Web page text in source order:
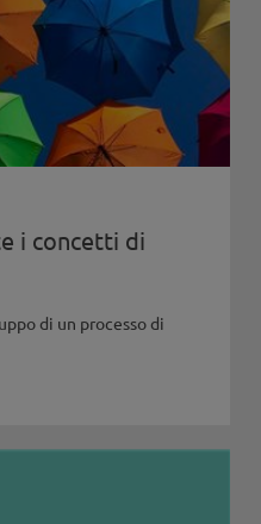
i concetti di
di un processo di